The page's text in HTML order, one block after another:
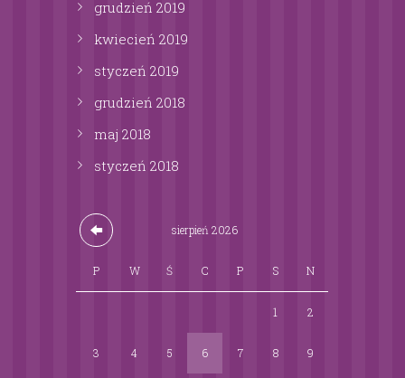
grudzień 2019
kwiecień 2019
styczeń 2019
grudzień 2018
maj 2018
styczeń 2018
sierpień 2026
P W Ś C P S N
1 2
3 4 5 6 7 8 9